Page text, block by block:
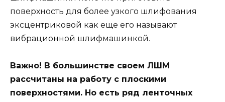
поверхность для более узкого шлифования
эксцентриковой как еще его называют
вибрационной шлифмашинкой.
Важно! В большинстве своем ЛШМ
рассчитаны на работу с плоскими
поверхностями. Но есть ряд ленточных